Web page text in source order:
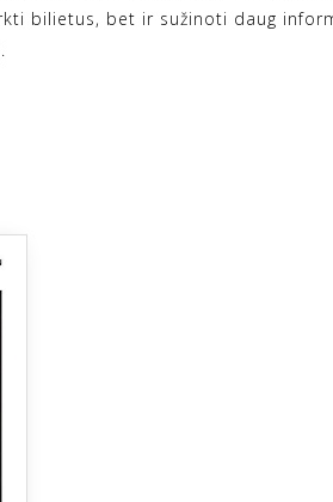
bilietus, bet ir sužinoti daug